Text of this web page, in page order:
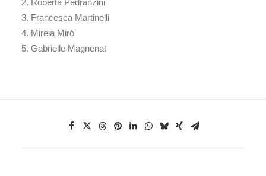
2. Roberta Pedranzini
3. Francesca Martinelli
4. Mireia Miró
5. Gabrielle Magnenat